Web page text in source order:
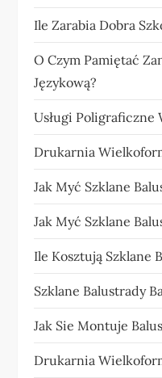
Ile Zarabia Dobra
O Czym Pamiętać
Językową?
Usługi Poligraficzne
Drukarnia
Jak Myć Szklane
Jak Myć Szklane
Ile Kosztują Szklane
Szklane Balustrady
Jak Sie Montuje
Drukarnia